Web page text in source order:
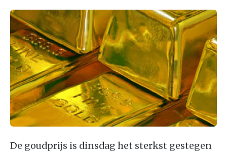
De goudprijs is dinsdag het sterkst gestegen